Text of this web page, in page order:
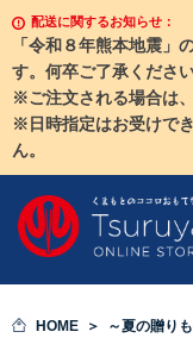
配送に関するお知らせ：
「令和８年熊本地震」
す。何卒ご了承ください
※ご注文される場合は
※日時指定はお受けで
ん。
HOME ～夏の贈り